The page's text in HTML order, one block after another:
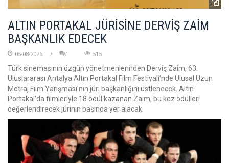
ALTIN PORTAKAL JÜRİSİNE DERVİŞ ZAİM
BAŞKANLIK EDECEK
05-08-2026 515
Türk sinemasının özgün yönetmenlerinden Derviş Zaim, 63.
Uluslararası Antalya Altın Portakal Film Festivali'nde Ulusal Uzun
Metraj Film Yarışması'nın jüri başkanlığını üstlenecek. Altın
Portakal'da filmleriyle 18 ödül kazanan Zaim, bu kez ödülleri
değerlendirecek jürinin başında yer alacak.